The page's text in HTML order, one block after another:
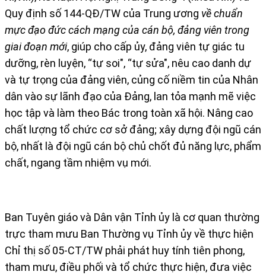
Quy định số 144-QĐ/TW của Trung ương về chuẩn
mực đạo đức cách mạng của cán bộ, đảng viên trong
giai đoạn mới, giúp cho cấp ủy, đảng viên tự giác tu
dưỡng, rèn luyện, “tự soi", “tự sửa", nêu cao danh dự
và tự trọng của đảng viên, củng cố niềm tin của Nhân
dân vào sự lãnh đạo của Đảng, lan tỏa mạnh mẽ việc
học tập và làm theo Bác trong toàn xã hội. Nâng cao
chất lượng tổ chức cơ sở đảng; xây dựng đội ngũ cán
bộ, nhất là đội ngũ cán bộ chủ chốt đủ năng lực, phẩm
chất, ngang tầm nhiệm vụ mới.
Ban Tuyên giáo và Dân vận Tỉnh ủy là cơ quan thường
trực tham mưu Ban Thường vụ Tỉnh ủy về thực hiện
Chỉ thị số 05-CT/TW phải phát huy tính tiên phong,
tham mưu, điều phối và tổ chức thực hiện, đưa việc